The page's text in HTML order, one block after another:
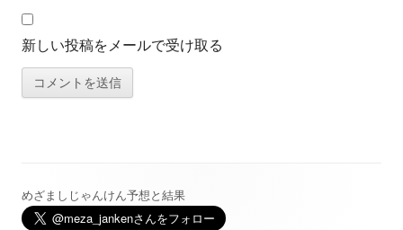
新しい投稿をメールで受け取る
メ
めざましじゃんけん予想と結果